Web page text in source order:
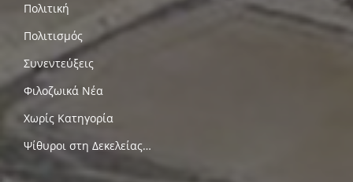
Πολιτική
Πολιτισμός
Συνεντεύξεις
Φιλοζωικά Νέα
Χωρίς Κατηγορία
Ψίθυροι στη Δεκελείας…